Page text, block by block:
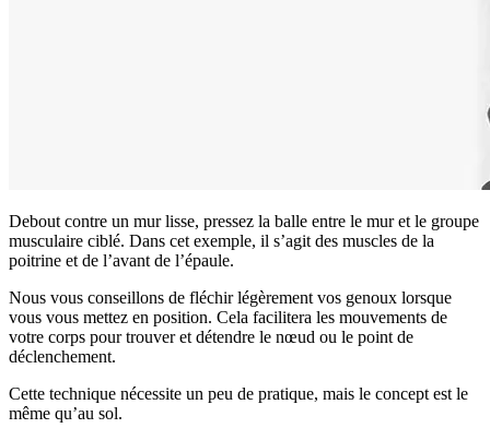
Debout contre un mur lisse, pressez la balle entre le mur et le groupe
musculaire ciblé. Dans cet exemple, il s’agit des muscles de la
poitrine et de l’avant de l’épaule.
Nous vous conseillons de fléchir légèrement vos genoux lorsque
vous vous mettez en position. Cela facilitera les mouvements de
votre corps pour trouver et détendre le nœud ou le point de
déclenchement.
Cette technique nécessite un peu de pratique, mais le concept est le
même qu’au sol.